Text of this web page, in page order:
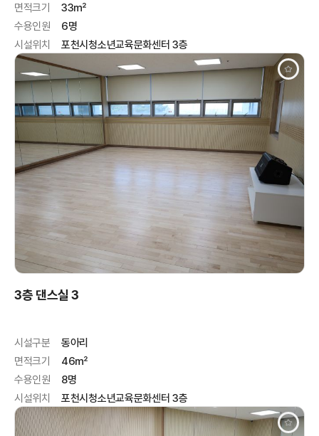
면적크기
33㎡
수용인원
6명
시설위치
포천시청소년교육문화센터 3층
3층 댄스실 3
시설구분
동아리
면적크기
46㎡
수용인원
8명
시설위치
포천시청소년교육문화센터 3층